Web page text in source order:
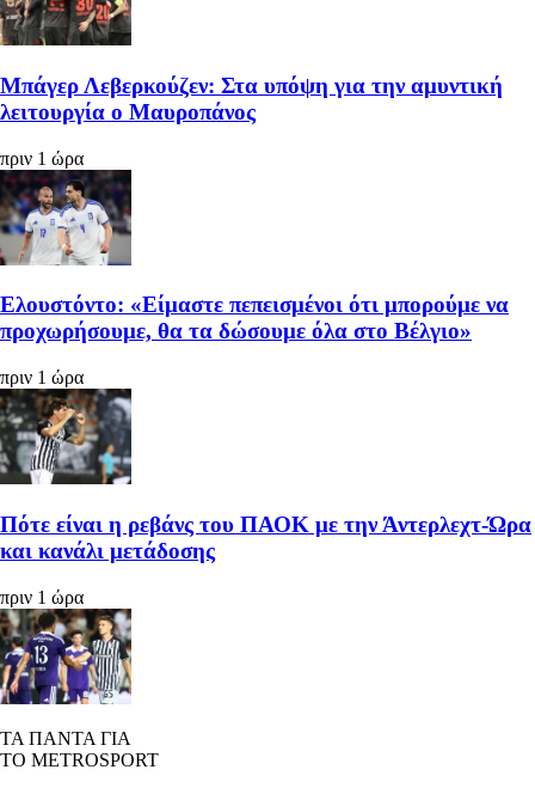
Μπάγερ Λεβερκούζεν: Στα υπόψη για την αμυντική
λειτουργία ο Μαυροπάνος
πριν 1 ώρα
Ελουστόντο: «Είμαστε πεπεισμένοι ότι μπορούμε να
προχωρήσουμε, θα τα δώσουμε όλα στο Βέλγιο»
πριν 1 ώρα
Πότε είναι η ρεβάνς του ΠΑΟΚ με την Άντερλεχτ-Ώρα
και κανάλι μετάδοσης
πριν 1 ώρα
ΤΑ ΠΑΝΤΑ ΓΙΑ
ΤΟ METROSPORT